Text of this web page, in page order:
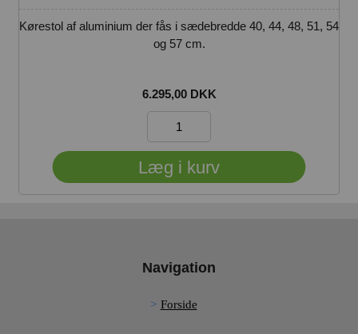
Kørestol af aluminium der fås i sædebredde 40, 44, 48, 51, 54
og 57 cm.
6.295,00 DKK
Navigation
Forside